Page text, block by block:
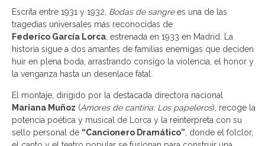
Escrita entre 1931 y 1932, Bodas de sangrees una de las
tragedias universales más reconocidas de
Federico García Lorca, estrenada en 1933 en Madrid. La
historia sigue a dos amantes de familias enemigas que deciden
huir en plena boda, arrastrando consigo la violencia, el honor y
la venganza hasta un desenlace fatal.
El montaje, dirigido por la destacada directora nacional
Mariana Muñoz (Amores de cantina; Los papeleros), recoge la
potencia poética y musical de Lorca y la reinterpreta con su
sello personal de “Cancionero Dramático”, donde el folclor,